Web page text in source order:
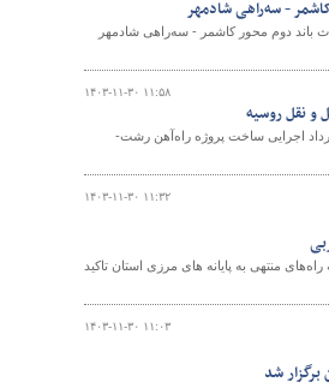
- سه‌راهی شادمهر
دوم محور کاشمر - سه‌راهی شادمهر
۱۴۰۳-۱۱-۳۰ ۱۱:۵۸
و نقل روسیه
مطالعات مهندسی قرارداد اجرایی ساخت پروژه راه‌آهن رشت-
۱۴۰۳-۱۱-۳۰ ۱۱:۳۲
منتهی به پایانه های مرزی استان تاکید
۱۴۰۳-۱۱-۳۰ ۱۱:۰۳
شد